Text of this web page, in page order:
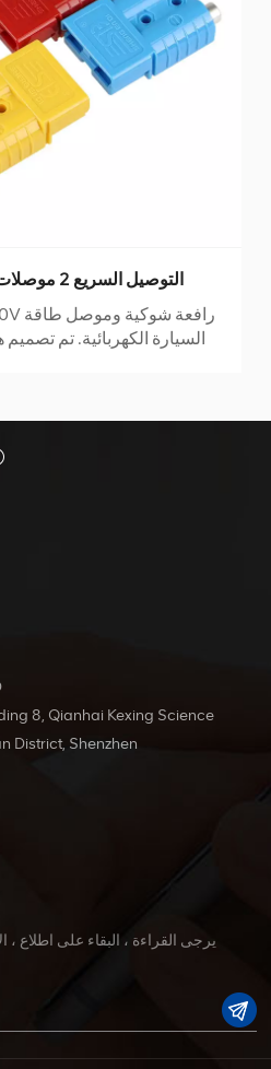
SG120A التوصيل السريع 2 موصلات القطب
السيارة الكهربائية. تم
8, Qianhai Kexing Science
District, Shenzhen
يرجى القراءة ، البقاء على اطلاع